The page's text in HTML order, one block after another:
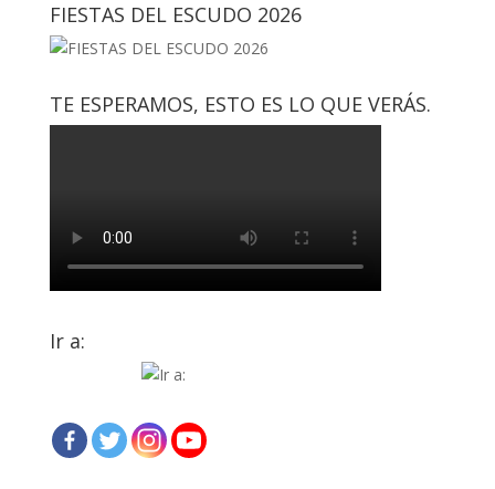
FIESTAS DEL ESCUDO 2026
TE ESPERAMOS, ESTO ES LO QUE VERÁS.
Ir a: